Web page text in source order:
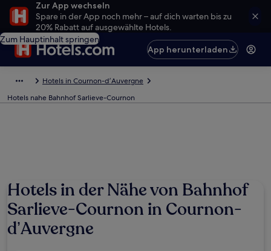
Zur App wechseln
Spare in der App noch mehr – auf dich warten bis zu
20% Rabatt auf ausgewählte Hotels.
Zum Hauptinhalt springen
App herunterladen
Hotels in Cournon-dʼAuvergne
Hotels nahe Bahnhof Sarlieve-Cournon
Hotels in der Nähe von Bahnhof
Sarlieve-Cournon in Cournon-
dʼAuvergne